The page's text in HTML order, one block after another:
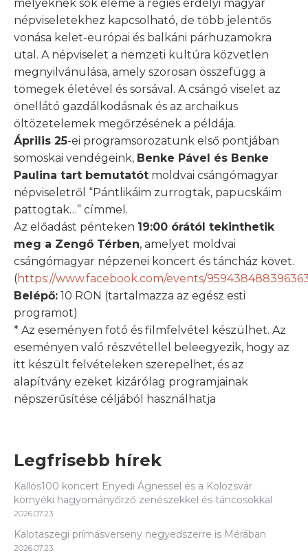
melyeknek sok eleme a régies erdélyi magyar
népviseletekhez kapcsolható, de több jelentős
vonása kelet-európai és balkáni párhuzamokra
utal. A népviselet a nemzeti kultúra közvetlen
megnyilvánulása, amely szorosan összefügg a
tömegek életével és sorsával. A csángó viselet az
önellátó gazdálkodásnak és az archaikus
öltözetelemek megőrzésének a példája.
Április 25-ei programsorozatunk első pontjában
somoskai vendégeink, Benke Pável és Benke
Paulina tart bemutatót moldvai csángómagyar
népviseletről “Pántlikáim zurrogtak, papucskáim
pattogtak…” címmel.
Az előadást pénteken 19:00 órától tekinthetik
meg a Zengő Térben, amelyet moldvai
csángómagyar népzenei koncert és táncház követ.
(https://www.facebook.com/events/
Belépő: 10 RON (tartalmazza az egész esti
programot)
* Az eseményen fotó és filmfelvétel készülhet. Az
eseményen való részvétellel beleegyezik, hogy az
itt készült felvételeken szerepelhet, és az
alapítvány ezeket kizárólag programjainak
népszerűsítése céljából használhatja
Legfrisebb hírek
Kallós100 koncert Enyedi Ágnessel és a Kolozsvár
környéki hagyományőrző zenészekkel és táncosokkal
2026.07.23.
Kalotaszegi prímásverseny negyedszerre is Mérában
2026.07.23.